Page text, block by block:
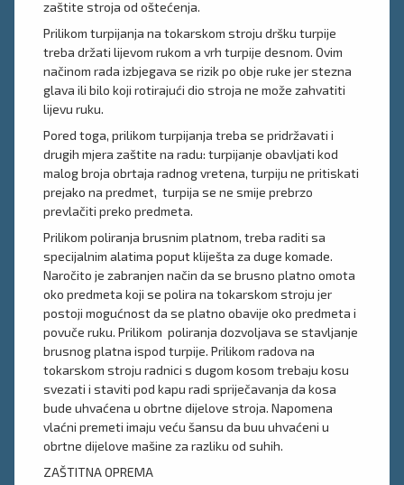
zaštite stroja od oštećenja.
Prilikom turpijanja na tokarskom stroju dršku turpije
treba držati lijevom rukom a vrh turpije desnom. Ovim
načinom rada izbjegava se rizik po obje ruke jer stezna
glava ili bilo koji rotirajući dio stroja ne može zahvatiti
lijevu ruku.
Pored toga, prilikom turpijanja treba se pridržavati i
drugih mjera zaštite na radu: turpijanje obavljati kod
malog broja obrtaja radnog vretena, turpiju ne pritiskati
prejako na predmet, turpija se ne smije prebrzo
prevlačiti preko predmeta.
Prilikom poliranja brusnim platnom, treba raditi sa
specijalnim alatima poput kliješta za duge komade.
Naročito je zabranjen način da se brusno platno omota
oko predmeta koji se polira na tokarskom stroju jer
postoji mogućnost da se platno obavije oko predmeta i
povuče ruku. Prilikom poliranja dozvoljava se stavljanje
brusnog platna ispod turpije. Prilikom radova na
tokarskom stroju radnici s dugom kosom trebaju kosu
svezati i staviti pod kapu radi spriječavanja da kosa
bude uhvaćena u obrtne dijelove stroja. Napomena
vlaćni premeti imaju veću šansu da buu uhvaćeni u
obrtne dijelove mašine za razliku od suhih.
ZAŠTITNA OPREMA